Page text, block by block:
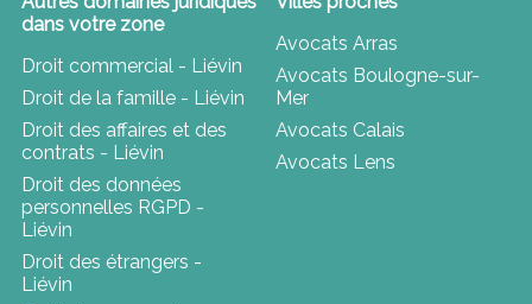
dans votre zone
Droit commercial - Liévin
Droit de la famille - Liévin
Droit des affaires et des
contrats - Liévin
Droit des données
personnelles RGPD -
Liévin
Droit des étrangers -
Liévin
Avocats Arras
Avocats Boulogne-sur-
Mer
Avocats Calais
Avocats Lens